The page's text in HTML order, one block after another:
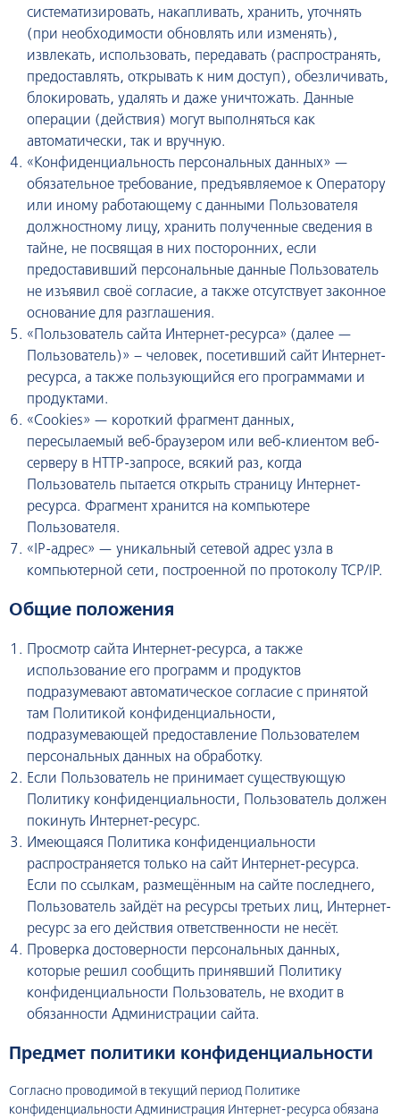
систематизировать, накапливать, хранить, уточнять
(при необходимости обновлять или изменять),
извлекать, использовать, передавать (распространять,
предоставлять, открывать к ним доступ), обезличивать,
блокировать, удалять и даже уничтожать. Данные
операции (действия) могут выполняться как
автоматически, так и вручную.
«Конфиденциальность персональных данных» —
обязательное требование, предъявляемое к Оператору
или иному работающему с данными Пользователя
должностному лицу, хранить полученные сведения в
тайне, не посвящая в них посторонних, если
предоставивший персональные данные Пользователь
не изъявил своё согласие, а также отсутствует законное
основание для разглашения.
«Пользователь сайта Интернет-ресурса» (далее —
Пользователь)» – человек, посетивший сайт Интернет-
ресурса, а также пользующийся его программами и
продуктами.
«Cookies» — короткий фрагмент данных,
пересылаемый веб-браузером или веб-клиентом веб-
серверу в HTTP-запросе, всякий раз, когда
Пользователь пытается открыть страницу Интернет-
ресурса. Фрагмент хранится на компьютере
Пользователя.
«IP-адрес» — уникальный сетевой адрес узла в
компьютерной сети, построенной по протоколу TCP/IP.
Общие положения
Просмотр сайта Интернет-ресурса, а также
использование его программ и продуктов
подразумевают автоматическое согласие с принятой
там Политикой конфиденциальности,
подразумевающей предоставление Пользователем
персональных данных на обработку.
Если Пользователь не принимает существующую
Политику конфиденциальности, Пользователь должен
покинуть Интернет-ресурс.
Имеющаяся Политика конфиденциальности
распространяется только на сайт Интернет-ресурса.
Если по ссылкам, размещённым на сайте последнего,
Пользователь зайдёт на ресурсы третьих лиц, Интернет-
ресурс за его действия ответственности не несёт.
Проверка достоверности персональных данных,
которые решил сообщить принявший Политику
конфиденциальности Пользователь, не входит в
обязанности Администрации сайта.
Предмет политики конфиденциальности
Согласно проводимой в текущий период Политике
конфиденциальности Администрация Интернет-ресурса обязана